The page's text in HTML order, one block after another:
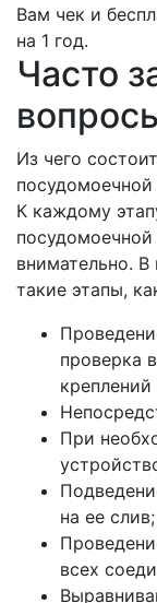
Вам чек и
на 1 год.
Часто
Из чего
К каждому
внимательно.
такие этапы,
проверка
креплений
При
на ее слив;
всех